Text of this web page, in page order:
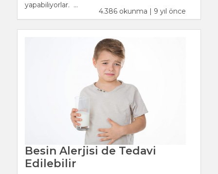
yapabiliyorlar. ...
4.386 okunma | 9 yıl önce
Besin Alerjisi de Tedavi
Edilebilir